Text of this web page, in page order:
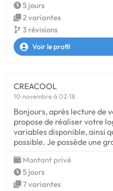
5 jours
2 variantes
3 révisions
Voir le profil
CREACOOL
10 novembre à 02:18
Bonjours, après lecture de
propose de réaliser votre
variables disponible, ainsi
possible. Je possède une
Montant privé
5 jours
7 variantes